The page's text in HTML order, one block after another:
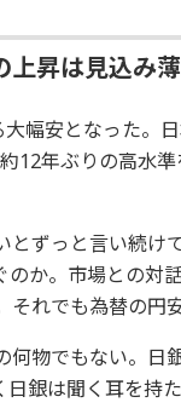
上昇は見込み薄
幅安となった。
12年ぶりの高水
ずっと言い続け
か。市場との対
それでも為替の円
何物でもない。
銀は聞く耳を持